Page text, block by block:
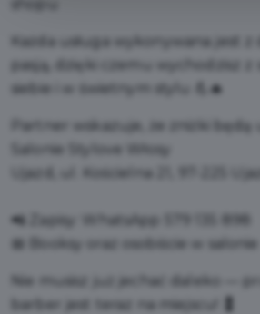
Każda usługa wykonywana jest z
pasją, dzięki czemu wychodzisz
siebie i w świetnym stylu 💪🔥
Partner wskazuje, że zniżki będą
Salonie Stylove Włosy
Ujazd, ul. Kościelna 21, 97-225
📲 Zapisy: WhatsApp 579 135 898
📅 Booksy oraz osobiście w salonie
Nie musisz już jechać daleko —
barber jest teraz na miejscu! 💈